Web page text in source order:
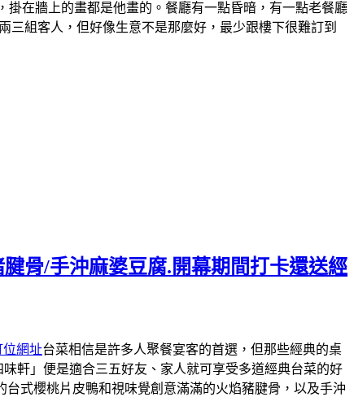
在牆上的畫都是他畫的。餐廳有一點昏暗，有一點老餐廳
三組客人，但好像生意不是那麼好，最少跟樓下很難訂到
骨/手沖麻婆豆腐.開幕期間打卡還送經
位網址台菜相信是許多人聚餐宴客的首選，但那些經典的桌
軒」便是適合三五好友、家人就可享受多道經典台菜的好
式櫻桃片皮鴨和視味覺創意滿滿的火焰豬腱骨，以及手沖